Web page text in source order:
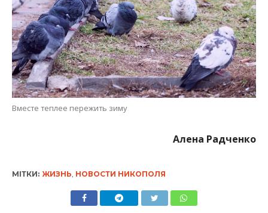
Вместе теплее пережить зиму
Алена Радченко
МІТКИ: ЖИЗНЬ НОВОСТИ НИКОПОЛЯ